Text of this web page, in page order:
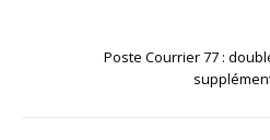
Poste Courrier 77 :